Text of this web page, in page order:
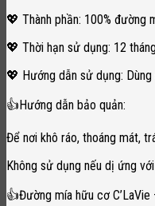
💖 Thành phần: 100% đường
💖 Thời hạn sử dụng: 12
💖 Hướng dẫn sử dụng:
👍Hướng dẫn bảo quản:
Để nơi khô ráo, thoáng mát,
Không sử dụng nếu dị ứng
👍Đường mía hữu cơ